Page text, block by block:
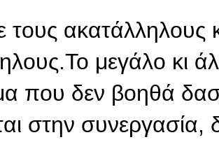
ακατάλληλους
μεγάλο κι
που δεν βοηθά
στην συνεργασία,